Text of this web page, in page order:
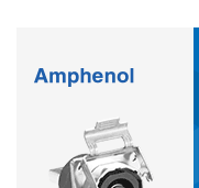
mercado de trabalho,
desocupação ocorrida
disso, continua
muito expressivas
que possuem
médio do conjunto